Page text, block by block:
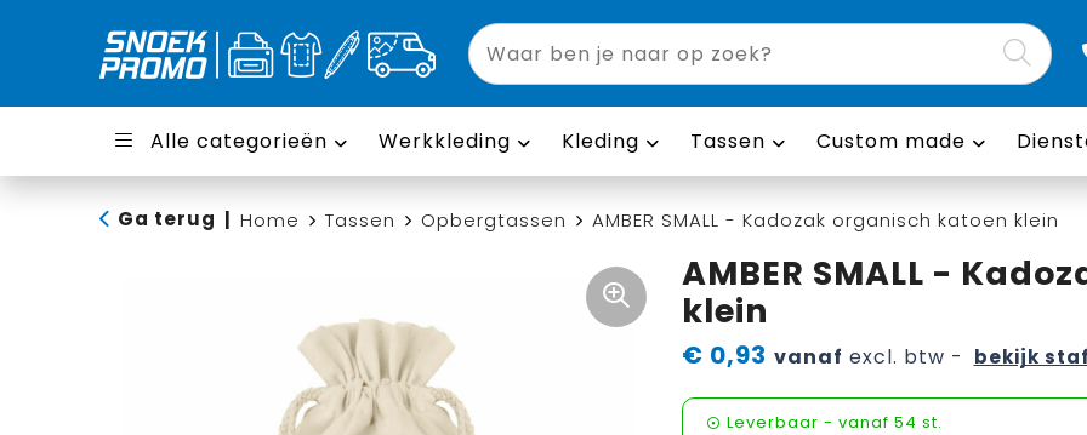
Alle categorieën Werkkleding Kleding Tassen Custom made
Ga terug Home Tassen Opbergtassen AMBER SMALL - Kadozak organisch katoen klein
AMBER SMALL -
klein
€ 0,93 vanaf excl. btw - bekijk
Leverbaar - vanaf 54 st.